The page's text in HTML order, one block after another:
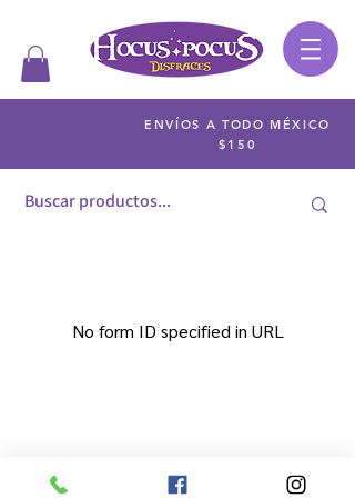
ENVÍOS A TODO MÉXICO
$150
No form ID specified in URL